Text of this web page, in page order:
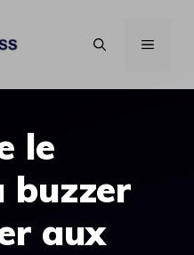
MENU
le
buzzer
aux